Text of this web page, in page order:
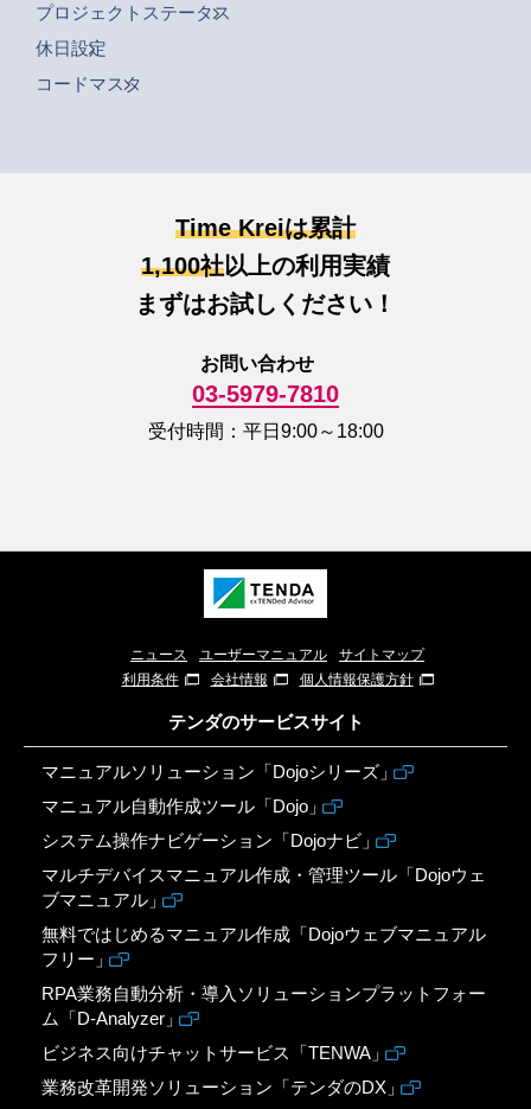
プロジェクトステータス
休日設定
コードマスタ
Time Kreiは累計
1,100社以上の利用実績
まずはお試しください！
お問い合わせ
03-5979-7810
受付時間：平日9:00～18:00
ニュース ユーザーマニュアル
サイトマップ
利用条件
会社情報 個人情報保護方針
テンダのサービスサイト
マニュアルソリューション「Dojoシリーズ」
マニュアル自動作成ツール「Dojo」
システム操作ナビゲーション「Dojoナビ」
マルチデバイスマニュアル作成・管理ツール「Dojoウェ
ブマニュアル」
無料ではじめるマニュアル作成「Dojoウェブマニュアル
フリー」
RPA業務自動分析・導入ソリューションプラットフォー
ム「D-Analyzer」
ビジネス向けチャットサービス「TENWA」
業務改革開発ソリューション「テンダのDX」